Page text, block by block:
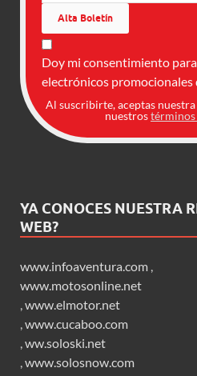
Doy mi consentimiento
electrónicos promocionales
Al suscribirte, aceptas nuestra
nuestros
YA CONOCES NUESTRA
WEB?
www.infoaventura.com
www.motosonline.net
www.elmotor.net
www.cucaboo.com
ww.soloski.net
www.solosnow.com